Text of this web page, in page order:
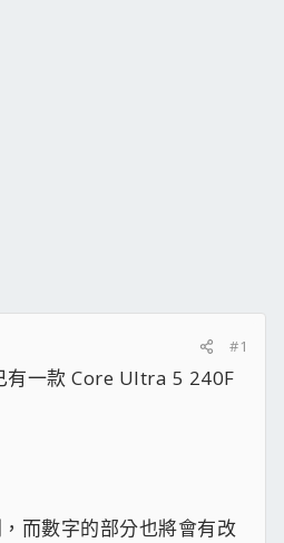
#1
有一款 Core Ultra 5 240F
而數字的部分也將會有改